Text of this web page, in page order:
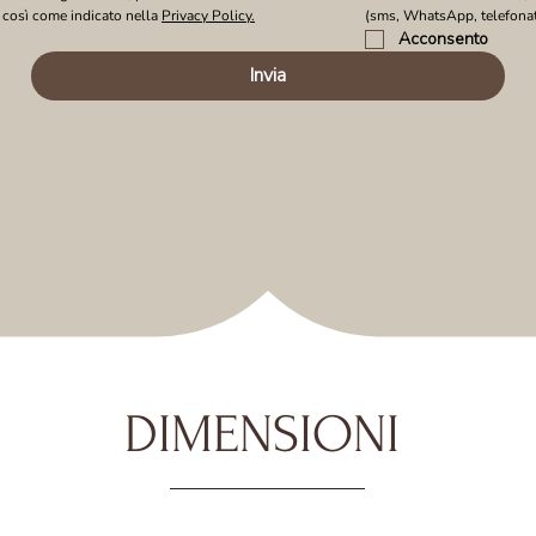
come indicato nella Privacy Policy.
(sms, WhatsApp,
Acconsento
Invia
DIMENSIONI